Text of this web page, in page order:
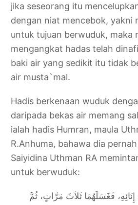
jika seseorang itu
dengan niat mencebok, yakni
untuk tujuan berwuduk, maka
mengangkat hadas telah
baki air yang sedikit itu tidak
air musta`mal.
Hadis berkenaan wuduk
daripada bekas air memang
ialah hadis Humran, maula
R.Anhuma, bahawa dia
Saiyidina Uthman RA
untuk berwuduk:
فَغَسَلَهُمَا ثَلاَثَ مَرَّاتٍ، ثُمَّ